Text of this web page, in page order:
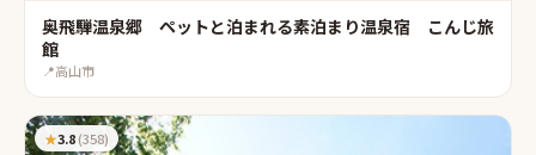
奥飛騨温泉郷 ペットと泊まれる素泊まり温泉宿 こんじ旅
館
📍高山市
★3.8(358)